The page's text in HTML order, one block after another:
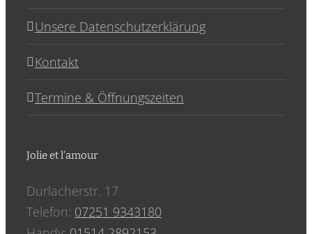
Unsere Datenschutzerklärung
Kontakt
Termine & Öffnungszeiten
Jolie et l’amour
Durlacherstr. 17
Telefon: 07251 9343180